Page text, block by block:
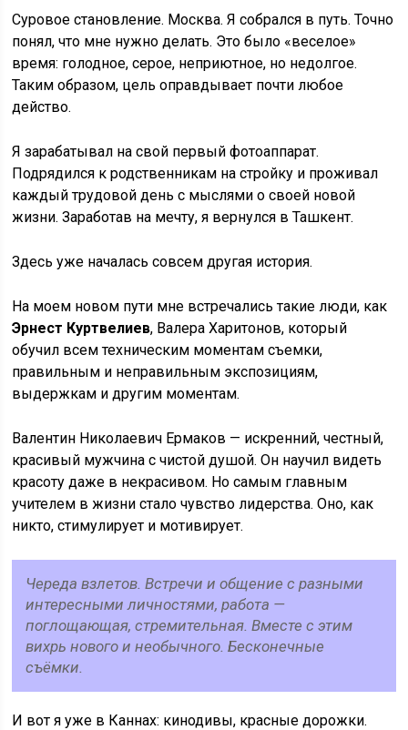
Суровое становление. Москва. Я собрался в путь. Точно
понял, что мне нужно делать. Это было «веселое»
время: голодное, серое, неприютное, но недолгое.
Таким образом, цель оправдывает почти любое
действо.
Я зарабатывал на свой первый фотоаппарат.
Подрядился к родственникам на стройку и проживал
каждый трудовой день с мыслями о своей новой
жизни. Заработав на мечту, я вернулся в Ташкент.
Здесь уже началась совсем другая история.
На моем новом пути мне встречались такие люди, как
Эрнест Куртвелиев, Валера Харитонов, который
обучил всем техническим моментам съемки,
правильным и неправильным экспозициям,
выдержкам и другим моментам.
Валентин Николаевич Ермаков — искренний, честный,
красивый мужчина с чистой душой. Он научил видеть
красоту даже в некрасивом. Но самым главным
учителем в жизни стало чувство лидерства. Оно, как
никто, стимулирует и мотивирует.
Череда взлетов. Встречи и общение с разными
интересными личностями, работа —
поглощающая, стремительная. Вместе с этим
вихрь нового и необычного. Бесконечные
съёмки.
И вот я уже в Каннах: кинодивы, красные дорожки.